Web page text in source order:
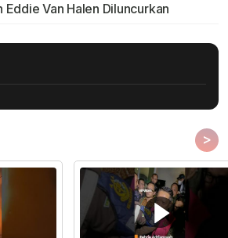
Eddie Van Halen Diluncurkan
>